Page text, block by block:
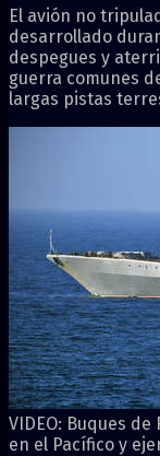
El avión no
desarrollado
despegues y
guerra comunes
largas pistas
VIDEO: Buques
en el Pacífico y